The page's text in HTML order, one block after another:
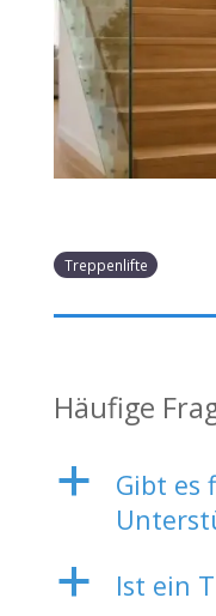
Treppenlifte
Häufige
a
Gibt es
a Ist ein